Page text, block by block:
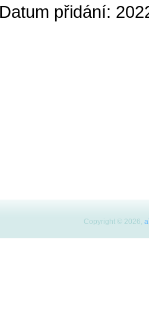
Datum přidání:
Copyright © 2026,